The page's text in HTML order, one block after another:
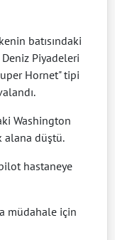
batısındaki
Piyadeleri
Hornet" tipi
Washington
alana düştü.
hastaneye
müdahale için